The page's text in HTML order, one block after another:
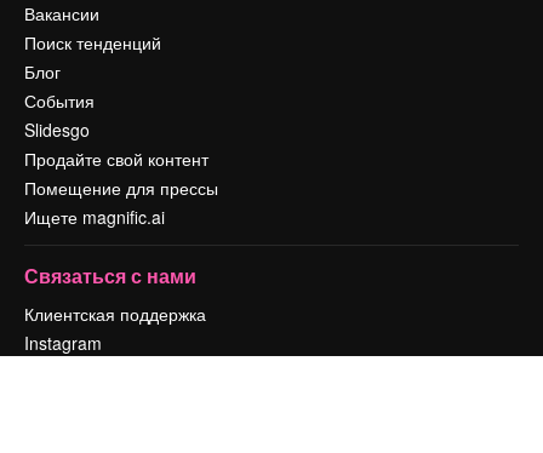
Вакансии
Поиск тенденций
Блог
События
Slidesgo
Продайте свой контент
Помещение для прессы
Ищете magnific.ai
Связаться с нами
Клиентская поддержка
Instagram